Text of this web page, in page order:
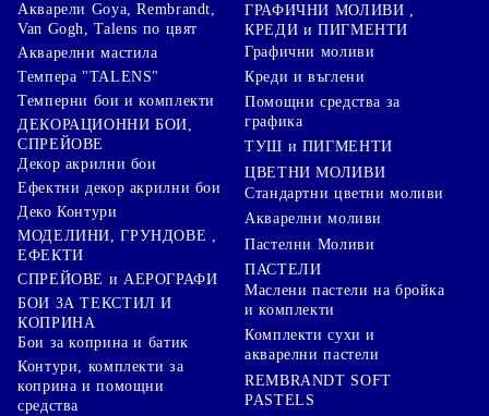
Акварели Goya, Rembrandt,
Van Gogh, Talens по цвят
Акварелни мастила
Темпера "TALENS"
Темперни бои и комплекти
ДЕКОРАЦИОННИ БОИ,
СПРЕЙОВЕ
Декор акрилни бои
Ефектни декор акрилни бои
Деко Контури
МОДЕЛИНИ, ГРУНДОВЕ ,
ЕФЕКТИ
СПРЕЙОВЕ и АЕРОГРАФИ
БОИ ЗА ТЕКСТИЛ И
КОПРИНА
Бои за коприна и батик
Контури, комплекти за
коприна и помощни
средства
ГРАФИЧНИ МОЛИВИ ,
КРЕДИ и ПИГМЕНТИ
Графични моливи
Креди и въглени
Помощни средства за
графика
ТУШ и ПИГМЕНТИ
ЦВЕТНИ МОЛИВИ
Стандартни цветни моливи
Акварелни моливи
Пастелни Моливи
ПАСТЕЛИ
Маслени пастели на бройка
и комплекти
Комплекти сухи и
акварелни пастели
REMBRANDT SOFT
PASTELS